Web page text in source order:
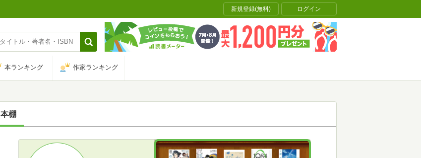
新規登録(無料) ログイン
本ランキング 作家ランキング
本棚